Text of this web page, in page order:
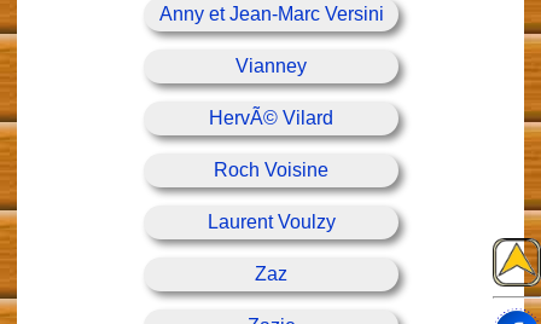
Anny et Jean-Marc Versini
Vianney
HervÃ© Vilard
Roch Voisine
Laurent Voulzy
Zaz